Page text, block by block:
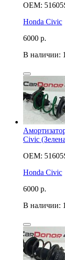
OEM:
Honda Civic
6000 р.
В наличии:
Civic
OEM:
Honda Civic
6000 р.
В наличии: